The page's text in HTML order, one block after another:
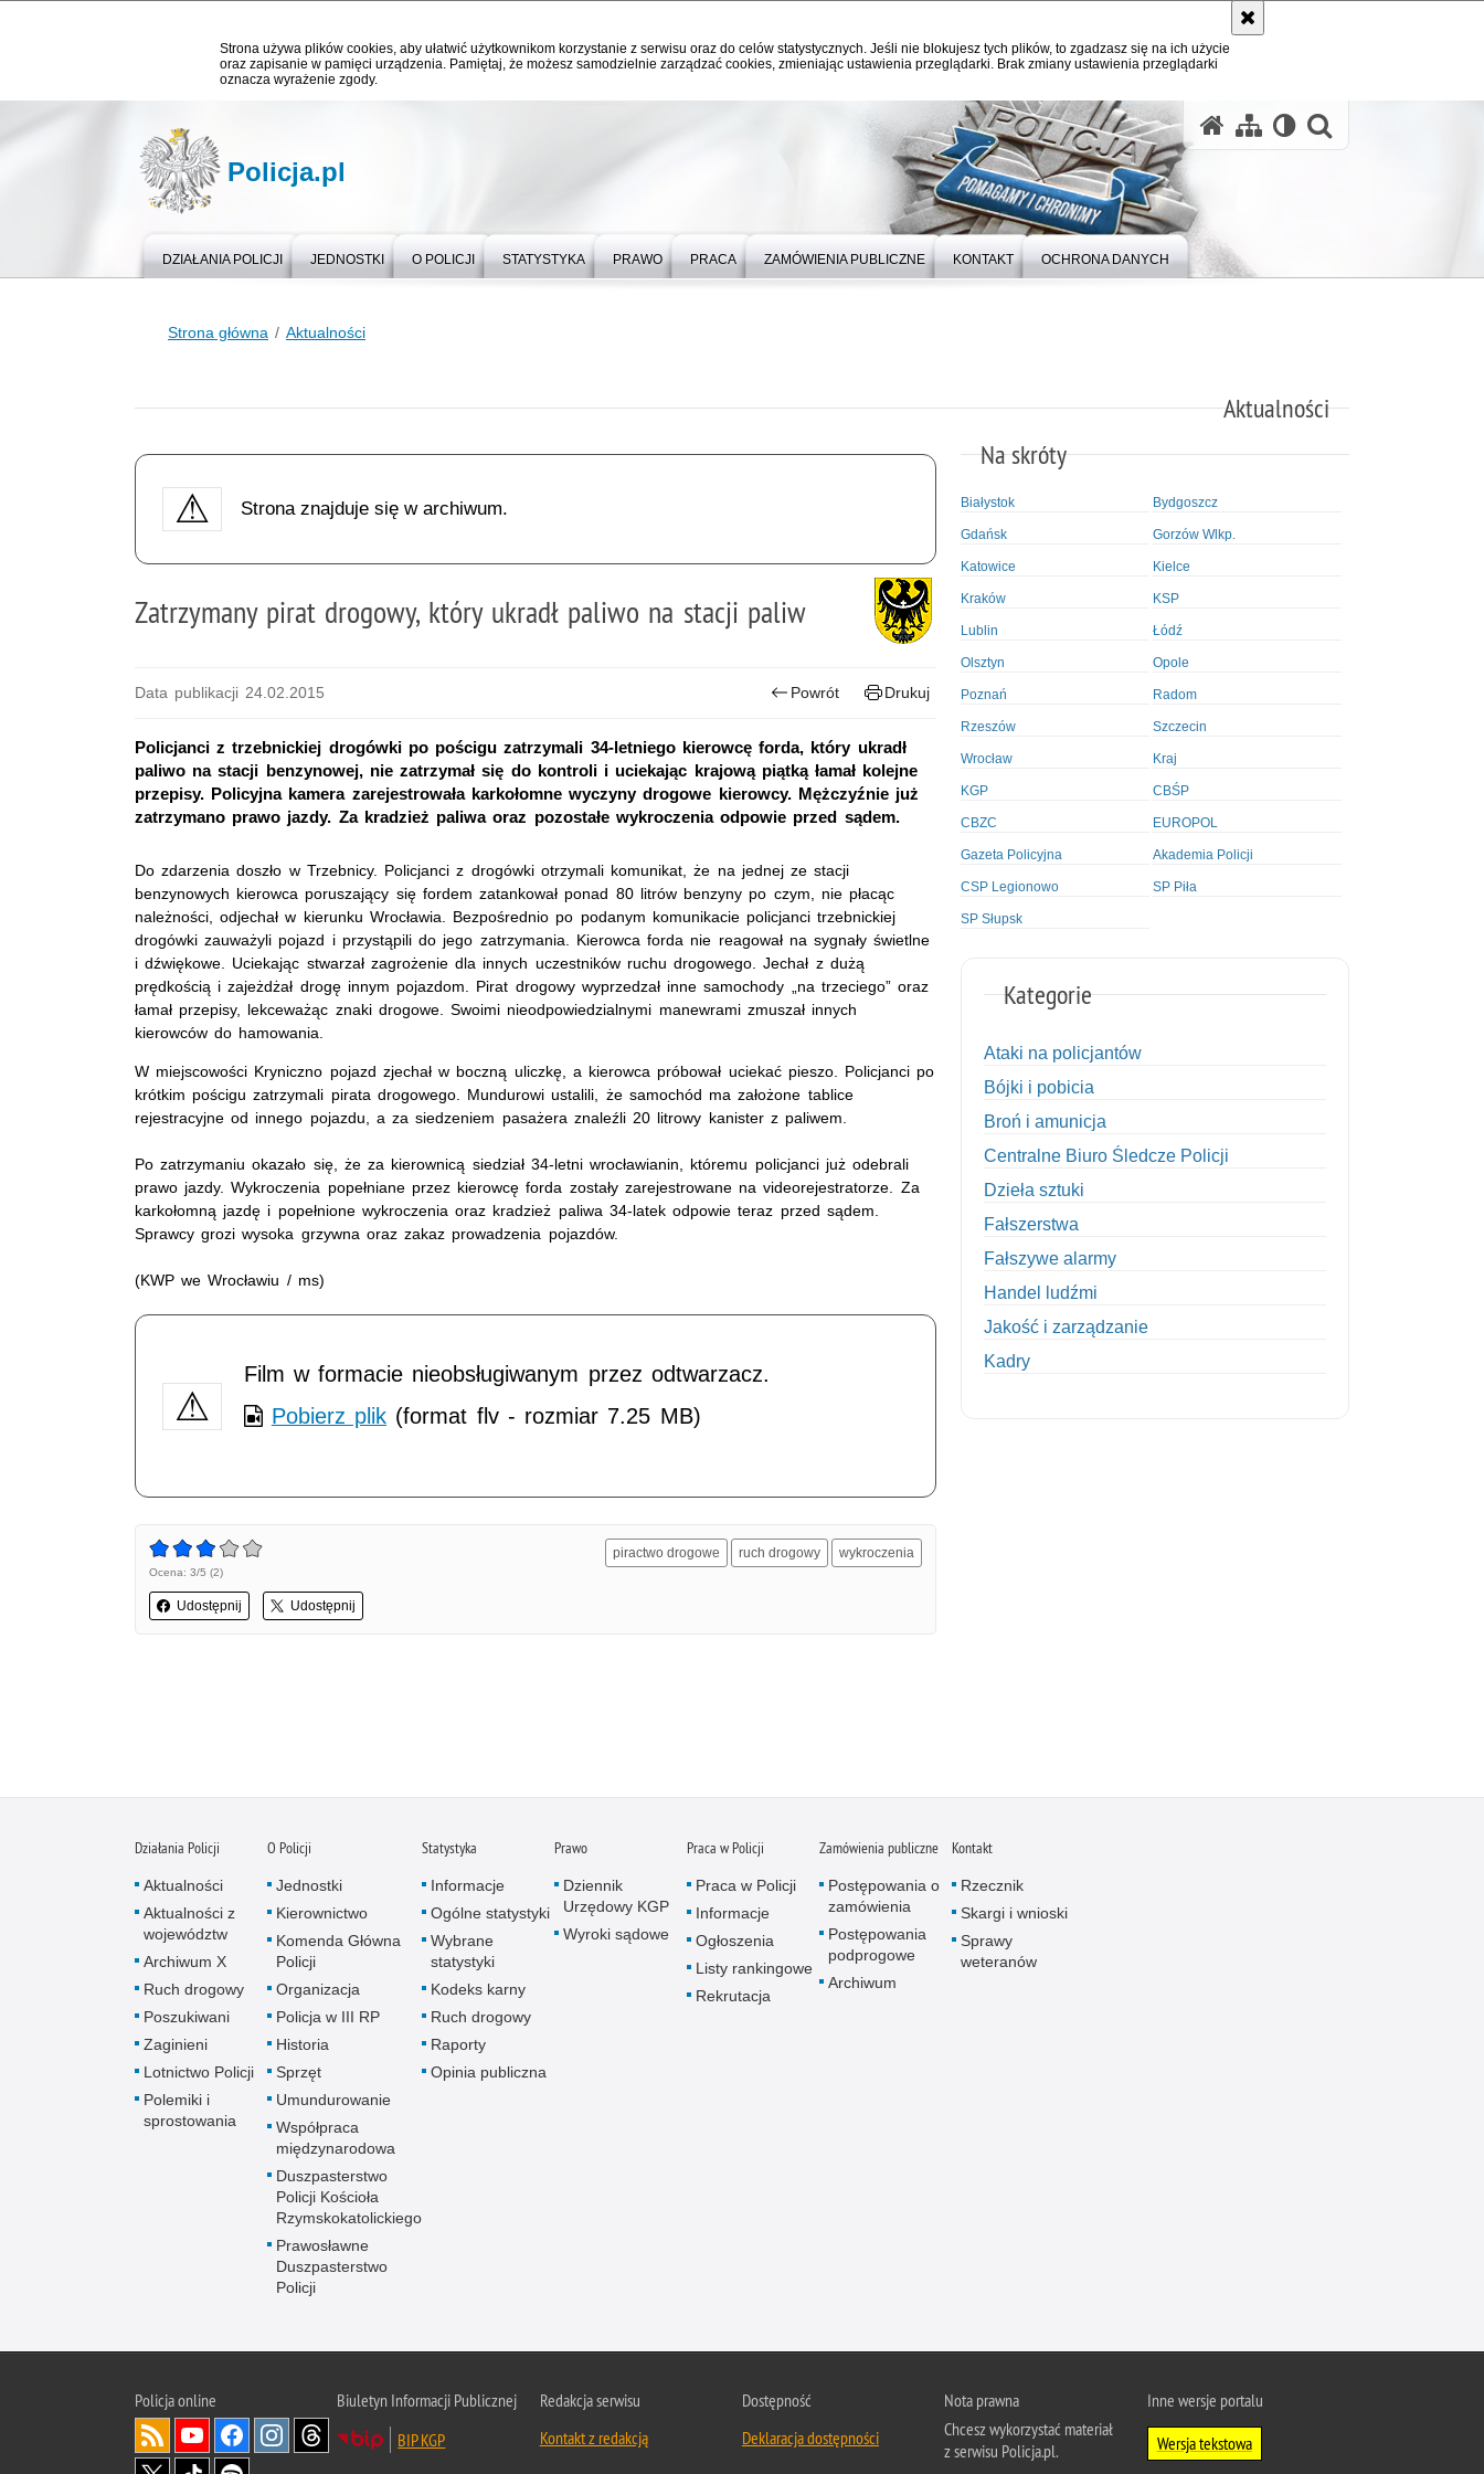
Strona używa plików cookies, aby ułatwić użytkownikom korzystanie z serwisu oraz do celów statystycznych. Jeśli nie blokujesz tych plików, to zgadzasz się na ich użycie
oraz zapisanie w pamięci urządzenia. Pamiętaj, że możesz samodzielnie zarządzać cookies, zmieniając ustawienia przeglądarki. Brak zmiany ustawienia przeglądarki
oznacza wyrażenie zgody.
Policja.pl
DZIAŁANIA POLICJI JEDNOSTKI O POLICJI STATYSTYKA PRAWO PRACA ZAMÓWIENIA PUBLICZNE KONTAKT OCHRONA DANYCH
Strona główna Aktualności
Aktualności
Strona znajduje się w archiwum.
Zatrzymany pirat drogowy, który ukradł paliwo na stacji paliw
Data publikacji 24.02.2015 Powrót Drukuj
Policjanci z trzebnickiej drogówki po pościgu zatrzymali 34-letniego kierowcę forda, który ukradł
paliwo na stacji benzynowej, nie zatrzymał się do kontroli i uciekając krajową piątką łamał kolejne
przepisy. Policyjna kamera zarejestrowała karkołomne wyczyny drogowe kierowcy. Mężczyźnie już
zatrzymano prawo jazdy. Za kradzież paliwa oraz pozostałe wykroczenia odpowie przed sądem.
Do zdarzenia doszło w Trzebnicy. Policjanci z drogówki otrzymali komunikat, że na jednej ze stacji
benzynowych kierowca poruszający się fordem zatankował ponad 80 litrów benzyny po czym, nie płacąc
należności, odjechał w kierunku Wrocławia. Bezpośrednio po podanym komunikacie policjanci trzebnickiej
drogówki zauważyli pojazd i przystąpili do jego zatrzymania. Kierowca forda nie reagował na sygnały świetlne
i dźwiękowe. Uciekając stwarzał zagrożenie dla innych uczestników ruchu drogowego. Jechał z dużą
prędkością i zajeżdżał drogę innym pojazdom. Pirat drogowy wyprzedzał inne samochody „na trzeciego” oraz
łamał przepisy, lekceważąc znaki drogowe. Swoimi nieodpowiedzialnymi manewrami zmuszał innych
kierowców do hamowania.
W miejscowości Kryniczno pojazd zjechał w boczną uliczkę, a kierowca próbował uciekać pieszo. Policjanci po
krótkim pościgu zatrzymali pirata drogowego. Mundurowi ustalili, że samochód ma założone tablice
rejestracyjne od innego pojazdu, a za siedzeniem pasażera znaleźli 20 litrowy kanister z paliwem.
Po zatrzymaniu okazało się, że za kierownicą siedział 34-letni wrocławianin, któremu policjanci już odebrali
prawo jazdy. Wykroczenia popełniane przez kierowcę forda zostały zarejestrowane na videorejestratorze. Za
karkołomną jazdę i popełnione wykroczenia oraz kradzież paliwa 34-latek odpowie teraz przed sądem.
Sprawcy grozi wysoka grzywna oraz zakaz prowadzenia pojazdów.
(KWP we Wrocławiu / ms)
Film w formacie nieobsługiwanym przez odtwarzacz.
Pobierz plik (format flv - rozmiar 7.25 MB)
Ocena: 3/5 (2)
Udostępnij Udostępnij
piractwo drogowe ruch drogowy wykroczenia
Na skróty
Białystok Bydgoszcz
Gdańsk Gorzów Wlkp.
Katowice Kielce
Kraków KSP
Lublin Łódź
Olsztyn Opole
Poznań Radom
Rzeszów Szczecin
Wrocław Kraj
KGP CBŚP
CBZC EUROPOL
Gazeta Policyjna Akademia Policji
CSP Legionowo SP Piła
SP Słupsk
Kategorie
Ataki na policjantów
Bójki i pobicia
Broń i amunicja
Centralne Biuro Śledcze Policji
Dzieła sztuki
Fałszerstwa
Fałszywe alarmy
Handel ludźmi
Jakość i zarządzanie
Kadry
Nietrzeźwi opiekunowie
Niszczenie mienia
Nowoczesne technologie w pracy Policji
Porwania
Pranie brudnych pieniędzy
Prawa człowieka
Działania Policji
Aktualności
Aktualności z
województw
Archiwum X
Ruch drogowy
Poszukiwani
Zaginieni
Lotnictwo Policji
Polemiki i
sprostowania
O Policji
Jednostki
Kierownictwo
Komenda Główna
Policji
Organizacja
Policja w III RP
Historia
Sprzęt
Umundurowanie
Współpraca
międzynarodowa
Duszpasterstwo
Policji Kościoła
Rzymskokatolickiego
Prawosławne
Duszpasterstwo
Policji
Statystyka
Informacje
Ogólne statystyki
Wybrane
statystyki
Kodeks karny
Ruch drogowy
Raporty
Opinia publiczna
Prawo
Dziennik
Urzędowy KGP
Wyroki sądowe
Praca w Policji
Praca w Policji
Informacje
Ogłoszenia
Listy rankingowe
Rekrutacja
Zamówienia publiczne
Postępowania o
zamówienia
Postępowania
podprogowe
Archiwum
Kontakt
Rzecznik
Skargi i wnioski
Sprawy
weteranów
Policjaonline
Biuletyn Informacji Publicznej
BIP KGP
Redakcja serwisu
Kontakt z redakcją
Dostępność
Deklaracja dostępności
Nota prawna
Chcesz wykorzystać materiał
z serwisu Policja.pl.
Inne wersje portalu
Wersja tekstowa